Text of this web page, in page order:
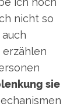
nicht so
erzählen
sie